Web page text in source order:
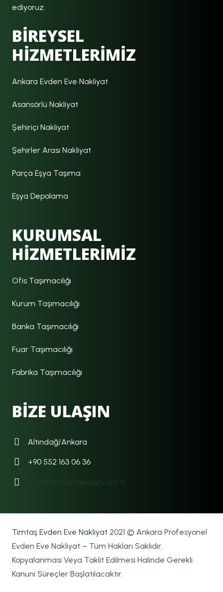
ediyoruz.
BİREYSEL
HİZMETLERİMİZ
Ankara Evden Eve Nakliyat
Asansörlü Nakliyat
Şehiriçi Nakliyat
Şehirler Arası Nakliyat
Parça Eşya Taşıma
Eşya Depolama
KURUMSAL
HİZMETLERİMİZ
Ofis Taşımacılığı
Kurum Taşımacılığı
Banka Taşımacılığı
Fuar Taşımacılığı
Fabrika Taşımacılığı
BİZE ULAŞIN
Altındağ/Ankara
+90 552 163 06 36
bilgi@timtasnakliyat.com.tr
Timtaş Evden Eve Nakliyat 2021 © Ankara Profesyonel
Evden Eve Nakliyat – Tüm Hakları Saklıdır.
Kopyalanması Veya Taklit Edilmesi Halinde Gerekli
Kanuni Süreçler Başlatılacaktır.